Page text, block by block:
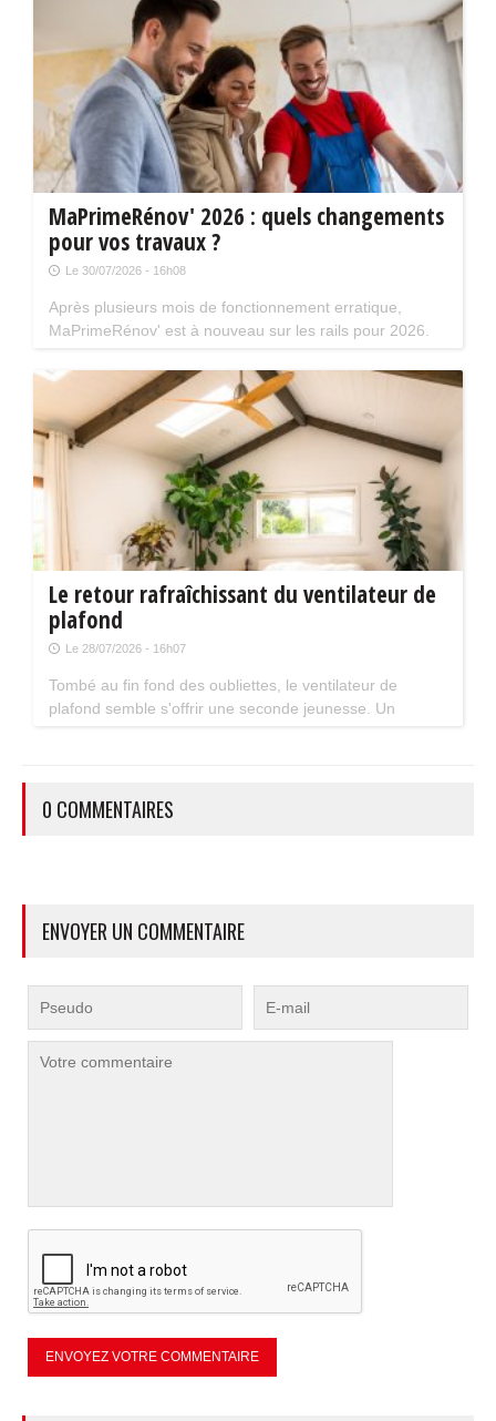
MaPrimeRénov' 2026 : quels changements
pour vos travaux ?
Le 30/07/2026 - 16h08
Après plusieurs mois de fonctionnement erratique,
MaPrimeRénov' est à nouveau sur les rails pour 2026.
limiter le nombre de chantiers éligibles. Tour d'horizon.
Le retour rafraîchissant du ventilateur de
plafond
Le 28/07/2026 - 16h07
Tombé au fin fond des oubliettes, le ventilateur de
plafond semble s'offrir une seconde jeunesse. Un
0 COMMENTAIRES
ENVOYER UN COMMENTAIRE